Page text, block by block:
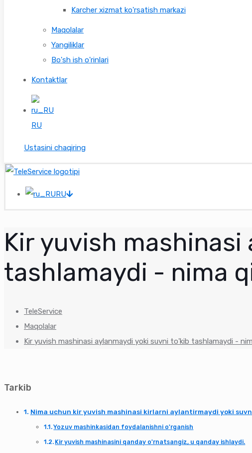
Karcher xizmat ko'rsatish markazi
Maqolalar
Yangiliklar
Bo'sh ish o'rinlari
Kontaktlar
RU
Ustasini chaqiring
RU
Kir yuvish
tashlamaydi - nima
TeleService
Maqolalar
Kir yuvish mashinasi aylanmaydi yoki suvni to'kib tashlamaydi -
Tarkib
Nima uchun kir yuvish mashinasi kirlarni aylantirmaydi yoki
Yozuv mashinkasidan foydalanishni o'rganish
Kir yuvish mashinasini qanday o'rnatsangiz, u qanday ishlaydi.